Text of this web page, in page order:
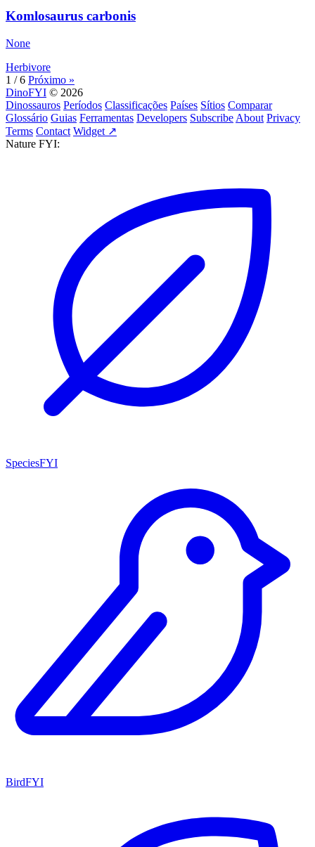
Komlosaurus carbonis
None
Herbivore
1 / 6 Próximo »
DinoFYI © 2026
Dinossauros Períodos Classificações Países Sítios Comparar
Glossário Guias Ferramentas Developers Subscribe About Privacy
Terms Contact Widget ↗
Nature FYI:
SpeciesFYI
BirdFYI